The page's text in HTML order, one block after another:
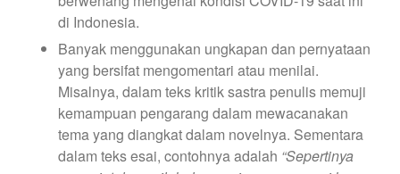
di Indonesia.
Banyak menggunakan ungkapan dan pernyataan
yang bersifat mengomentari atau menilai.
Misalnya, dalam teks kritik sastra penulis memuji
kemampuan pengarang dalam mewacanakan
tema yang diangkat dalam novelnya. Sementara
dalam teks esai, contohnya adalah “Sepertinya